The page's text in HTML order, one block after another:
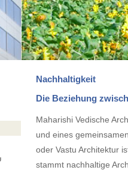
Nachhaltigkeit
Die Beziehung
Maharishi Vedische
und eines
oder Vastu Architektur
stammt nachhaltige